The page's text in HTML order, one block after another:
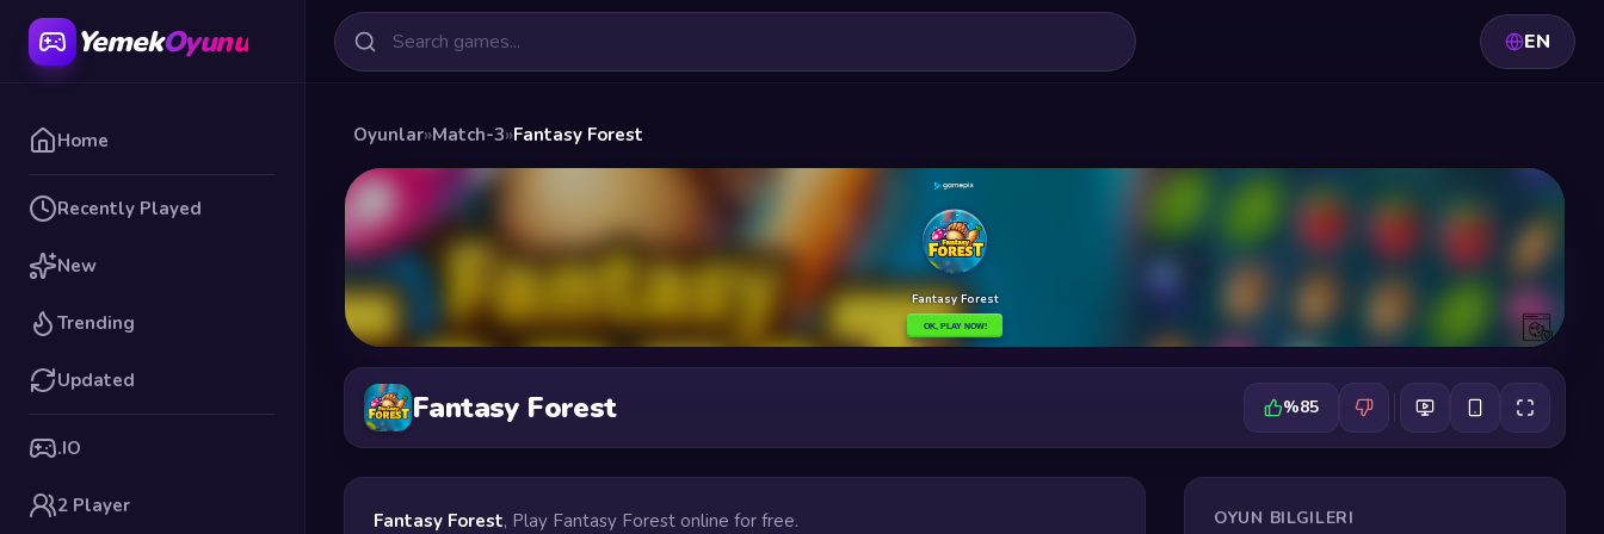
YemekOyunu
Home
Recently Played
New
Trending
Updated
.IO
2 Player
EN
Oyunlar»Match-3»Fantasy Forest
Fantasy Forest %85
Fantasy Forest, Play Fantasy Forest online for free. OYUN BILGILERI